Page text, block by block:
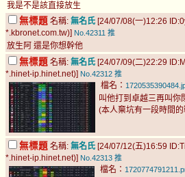
我是不是該直接放生
無標題 名稱: 無名氏 [24/07/08(一)12:26
*.kbronet.com.tw)] No.42311 推
放生阿 還是你想幹他
無標題 名稱: 無名氏 [24/07/09(二)22:29
*.hinet-ip.hinet.net)] No.42312 推
檔名：
叫他打到卓越三再叫你
(本人棄坑有一段時間
無標題 名稱: 無名氏 [24/07/12(五)16:59
*.hinet-ip.hinet.net)] No.42313 推
檔名：